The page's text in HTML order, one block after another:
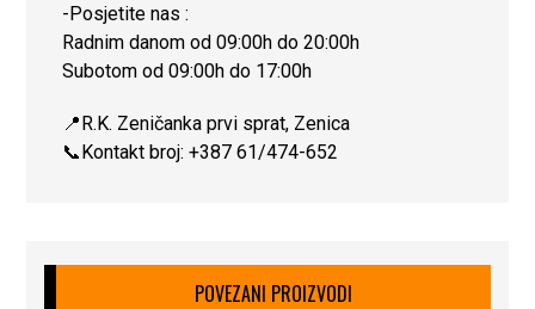
-Posjetite nas :
Radnim danom od 09:00h do 20:00h
Subotom od 09:00h do 17:00h
📍R.K. Zeničanka prvi sprat, Zenica
📞Kontakt broj: +387 61/474-652
POVEZANI PROIZVODI